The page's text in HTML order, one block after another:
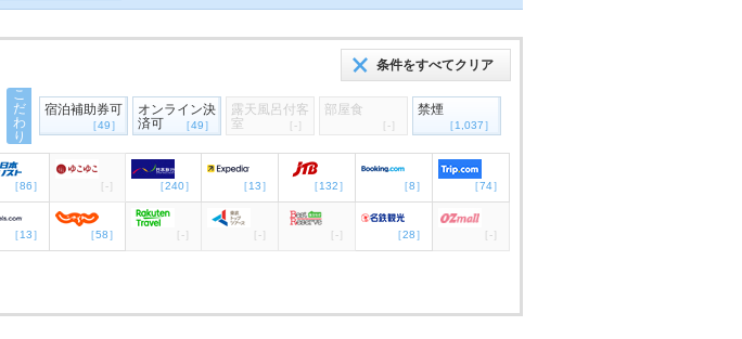
条件をすべてクリア
こ
だ
わ
り
宿泊補助券可
［49］
オンライン決
済可
［49］
露天風呂付客
室
［-］
部屋食
［-］
禁煙
［1,037］
［86］ ［-］ ［240］ ［13］ ［132］ ［8］ ［74］
［13］ ［58］ ［-］ ［-］ ［-］ ［28］ ［-］